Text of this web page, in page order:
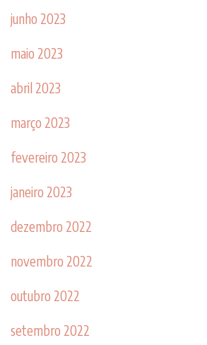
junho 2023
maio 2023
abril 2023
março 2023
fevereiro 2023
janeiro 2023
dezembro 2022
novembro 2022
outubro 2022
setembro 2022